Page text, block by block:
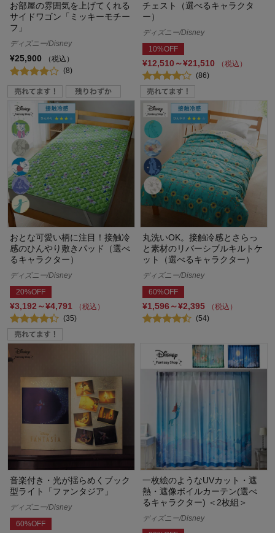
お部屋の雰囲気を上げてくれる
サイドワゴン「ミッキーモチー
フ」
ディズニー/Disney
¥25,900
（税込）
(8)
チェスト（選べるキャラクタ
ー）
ディズニー/Disney
10%OFF
¥12,510～¥21,510
（税込）
(86)
おとな可愛い柄に注目！接触冷
感のひんやり敷きパッド（選べ
るキャラクター）
ディズニー/Disney
20%OFF
¥3,192～¥4,791
（税込）
(35)
丸洗いOK。接触冷感とさらっ
と素材のリバーシブルキルトケ
ット（選べるキャラクター）
ディズニー/Disney
60%OFF
¥1,596～¥2,395
（税込）
(54)
音楽付き・光が揺らめくブック
型ライト「ファンタジア」
ディズニー/Disney
60%OFF
一枚絵のようなUVカット・遮
熱・遮像ボイルカーテン(選べ
るキャラクター) ＜2枚組＞
ディズニー/Disney